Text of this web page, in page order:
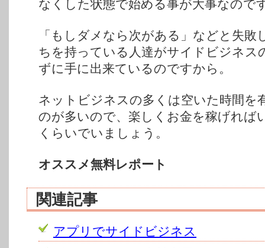
なくした状態で始める事が大事なので
「もしダメなら次がある」などと失敗
ちを持っている人達がサイドビジネス
ずに手に出来ているのですから。
ネットビジネスの多くは空いた時間を
のが多いので、楽しくお金を稼げれば
くらいでいましょう。
オススメ無料レポート
関連記事
アプリでサイドビジネス